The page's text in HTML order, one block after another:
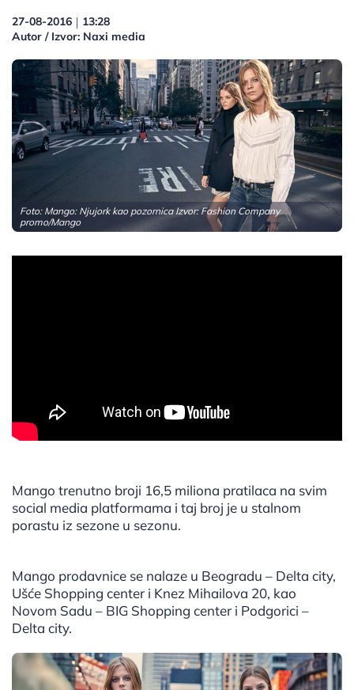
27-08-2016 | 13:28
Autor / Izvor: Naxi media
Foto: Mango: Njujork kao pozornica Izvor: Fashion Company
promo/Mango
Mango trenutno broji 16,5 miliona pratilaca na svim
social media platformama i taj broj je u stalnom
porastu iz sezone u sezonu.
Mango prodavnice se nalaze u Beogradu – Delta city,
Ušće Shopping center i Knez Mihailova 20, kao
Novom Sadu – BIG Shopping center i Podgorici –
Delta city.